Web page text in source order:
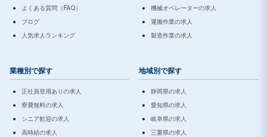
よくある質問（FAQ）
ブログ
人気求人ランキング
機械オペレーターの求人
運搬作業の求人
製造作業の求人
業種別で探す
正社員登用ありの求人
寮費無料の求人
シニア歓迎の求人
高時給の求人
地域別で探す
静岡県の求人
愛知県の求人
岐阜県の求人
三重県の求人